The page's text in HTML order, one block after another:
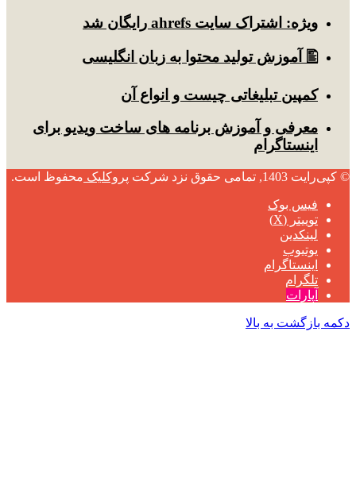
ویژه: اشتراک سایت ahrefs رایگان شد
🖺 آموزش تولید محتوا به زبان انگلیسی
کمپین تبلیغاتی چیست و انواع آن
معرفی و آموزش برنامه های ساخت ویدیو برای
اینستاگرام
© کپی‌رایت 1403, تمامی حقوق نزد شرکت پروکلیک محفوظ است.
فیس بوک
توییتر (X)
لینکدین
یوتیوب
اینستاگرام
تلگرام
آپارات
دکمه بازگشت به بالا